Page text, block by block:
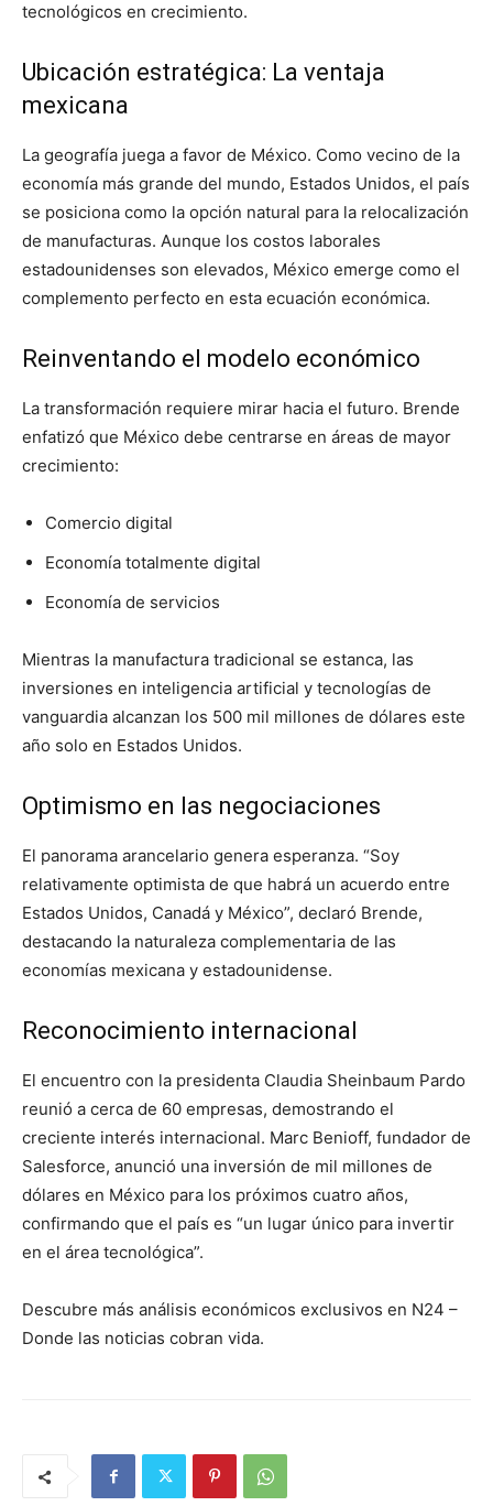
tecnológicos en crecimiento.
Ubicación estratégica: La ventaja
mexicana
La geografía juega a favor de México. Como vecino de la
economía más grande del mundo, Estados Unidos, el país
se posiciona como la opción natural para la relocalización
de manufacturas. Aunque los costos laborales
estadounidenses son elevados, México emerge como el
complemento perfecto en esta ecuación económica.
Reinventando el modelo económico
La transformación requiere mirar hacia el futuro. Brende
enfatizó que México debe centrarse en áreas de mayor
crecimiento:
Comercio digital
Economía totalmente digital
Economía de servicios
Mientras la manufactura tradicional se estanca, las
inversiones en inteligencia artificial y tecnologías de
vanguardia alcanzan los 500 mil millones de dólares este
año solo en Estados Unidos.
Optimismo en las negociaciones
El panorama arancelario genera esperanza. “Soy
relativamente optimista de que habrá un acuerdo entre
Estados Unidos, Canadá y México”, declaró Brende,
destacando la naturaleza complementaria de las
economías mexicana y estadounidense.
Reconocimiento internacional
El encuentro con la presidenta Claudia Sheinbaum Pardo
reunió a cerca de 60 empresas, demostrando el
creciente interés internacional. Marc Benioff, fundador de
Salesforce, anunció una inversión de mil millones de
dólares en México para los próximos cuatro años,
confirmando que el país es “un lugar único para invertir
en el área tecnológica”.
Descubre más análisis económicos exclusivos en N24 –
Donde las noticias cobran vida.